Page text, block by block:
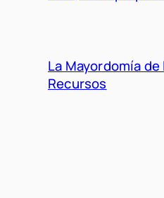
La Mayordomía de
Recursos